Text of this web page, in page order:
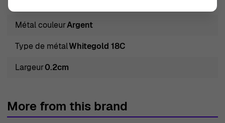
Métal couleurArgent
Type de métalWhitegold 18C
Largeur0.2cm
More from this brand